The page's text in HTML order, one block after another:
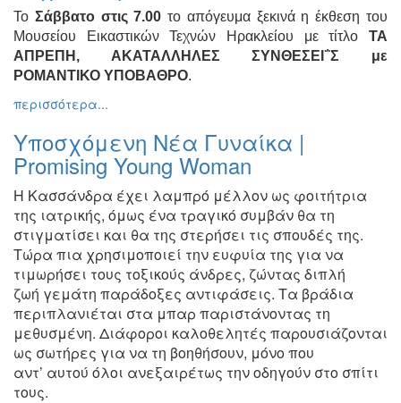
Τραγούδι
Μουσική
Κινηματογράφος
Χορός
Θέατρο
Παζάρι
Ειδών
Συνέδρια
Ημερίδες
-
Διημερίδες
Σεμινάρια-
Διαλέξεις-
Ομιλίες
Διάφορες
Εκθέσεις
Το Σάββατο στις 7.00 το απόγευμα ξεκινά η έκθεση του
Μουσείου Εικαστικών Τεχνών Ηρακλείου με τίτλο ΤΑ
ΑΠΡΕΠΗ, ΑΚΑΤΑΛΛΗΛΕΣ ΣΥΝΘΕΣΕΙ΅Σ με
ΡΟΜΑΝΤΙΚΟ ΥΠΟΒΑΘΡΟ.
περισσότερα...
Υποσχόμενη Νέα Γυναίκα |
Promising Young Woman
Η Κασσάνδρα έχει λαμπρό μέλλον ως φοιτήτρια
της ιατρικής, όμως ένα τραγικό συμβάν θα τη
στιγματίσει και θα της στερήσει τις σπουδές της.
Τώρα πια χρησιμοποιεί την ευφυία της για να
τιμωρήσει τους τοξικούς άνδρες, ζώντας διπλή
ζωή γεμάτη παράδοξες αντιφάσεις. Τα βράδια
περιπλανιέται στα μπαρ παριστάνοντας τη
μεθυσμένη. Διάφοροι καλοθελητές παρουσιάζονται
ως σωτήρες για να τη βοηθήσουν, μόνο που
αντ’ αυτού όλοι ανεξαιρέτως την οδηγούν στο σπίτι
τους.